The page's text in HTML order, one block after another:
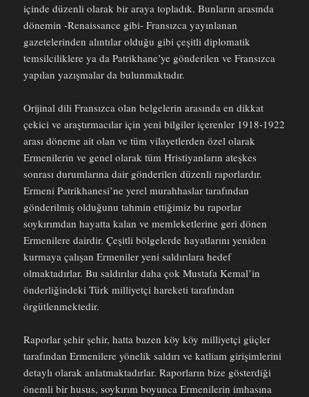
içinde düzenli olarak bir araya topladık. Bunların arasında
dönemin -Renaissance gibi- Fransızca yayınlanan
gazetelerinden alıntılar olduğu gibi çeşitli diplomatik
temsilciliklere ya da Patrikhane’ye gönderilen ve Fransızca
yapılan yazışmalar da bulunmaktadır.
Orijinal dili Fransızca olan belgelerin arasında en dikkat
çekici ve araştırmacılar için yeni bilgiler içerenler 1918-1922
arası döneme ait olan ve tüm vilayetlerden özel olarak
Ermenilerin ve genel olarak tüm Hristiyanların ateşkes
sonrası durumlarına dair gönderilen düzenli raporlardır.
Ermeni Patrikhanesi’ne yerel murahhaslar tarafından
gönderilmiş olduğunu tahmin ettiğimiz bu raporlar
soykırımdan hayatta kalan ve memleketlerine geri dönen
Ermenilere dairdir. Çeşitli bölgelerde hayatlarını yeniden
kurmaya çalışan Ermeniler yeni saldırılara hedef
olmaktadırlar. Bu saldırılar daha çok Mustafa Kemal’in
önderliğindeki Türk milliyetçi hareketi tarafından
örgütlenmektedir.
Raporlar şehir şehir, hatta bazen köy köy milliyetçi güçler
tarafından Ermenilere yönelik saldırı ve katliam girişimlerini
detaylı olarak anlatmaktadırlar. Raporların bize gösterdiği
önemli bir husus, soykırım boyunca Ermenilerin imhasına